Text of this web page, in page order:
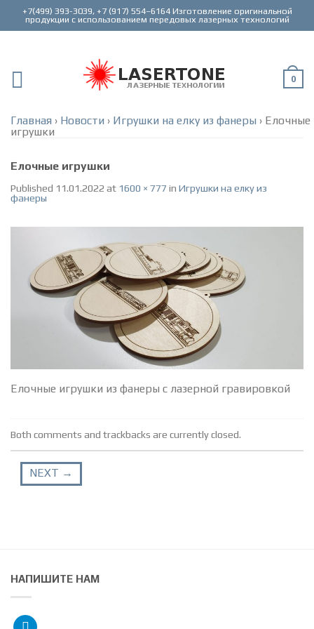
+7(499) 393-3039, +7 (917) 554–6164 Изготовление оригинальной
0
Главная › Новости › Игрушки на елку из фанеры › Елочные
игрушки
Елочные игрушки
Published 11.01.2022 at 1600 × 777 in Игрушки на елку из
фанеры
Елочные игрушки из фанеры с лазерной гравировкой
Both comments and trackbacks are currently closed.
NEXT →
НАПИШИТЕ НАМ
telegram